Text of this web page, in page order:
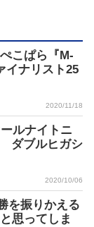
こぱら『M-
ナリスト25
2020/11/18
ルナイトニ
ダブルヒガシ
2020/10/06
を振りかえる
思ってしま